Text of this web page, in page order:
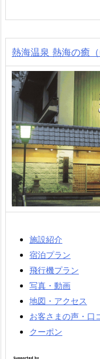
熱海温泉 熱海の癒
施設紹介
宿泊プラン
飛行機プラン
写真・動画
地図・アクセス
お客さまの声・口
クーポン